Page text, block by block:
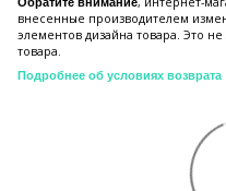
внесенные производителем
элементов дизайна товара. Это
товара.
Подробнее об условиях возврата